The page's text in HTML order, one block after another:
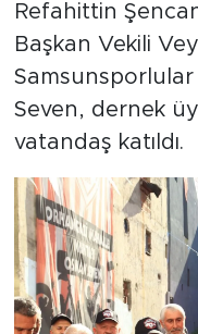
Refahittin
Başkan Vekili
Samsunsporlular
Seven, dernek
vatandaş katıldı.